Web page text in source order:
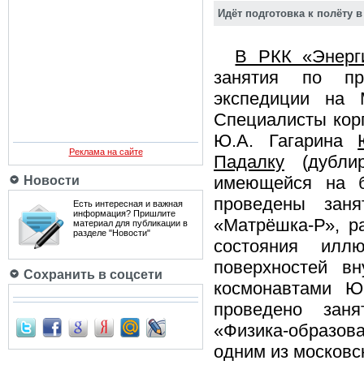
Реклама на сайте
Новости
Есть интересная и важная
информация? Пришлите
материал для публикации в
разделе "Новости"
Сохранить в соцсети
Идёт подготовка к полёту
В РКК
занятия по
экспедиции на
Специалисты
Ю.А. Гагарина
Падалку
имеющейся на
проведены
«Матрёшка-Р»,
состояния
поверхностей
космонавтами
проведено
«Физика-
одним из